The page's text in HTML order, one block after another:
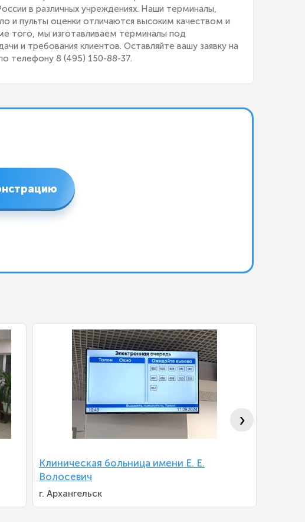
в различных учреждениях. Наши терминалы,
и пульты оценки отличаются высоким качеством и
того, мы изготавливаем терминалы под
и требования клиентов. Оставляйте вашу заявку на
телефону 8 (495) 150-88-37.
Клиническая больница имени Е. Е.
Волосевич
г. Архангельск
›